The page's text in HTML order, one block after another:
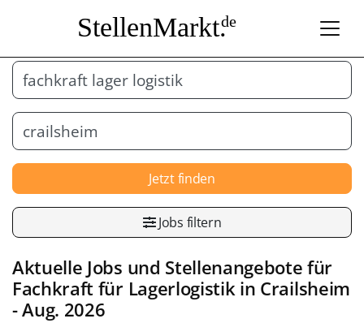
StellenMarkt.de
Jetzt finden
Jobs filtern
Aktuelle Jobs und Stellenangebote für
Fachkraft für Lagerlogistikin Crailsheim
- Aug. 2026